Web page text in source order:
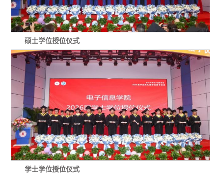
硕士学位授位仪式
学士学位授位仪式